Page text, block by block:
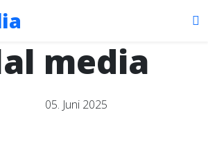
media
05. Juni 2025